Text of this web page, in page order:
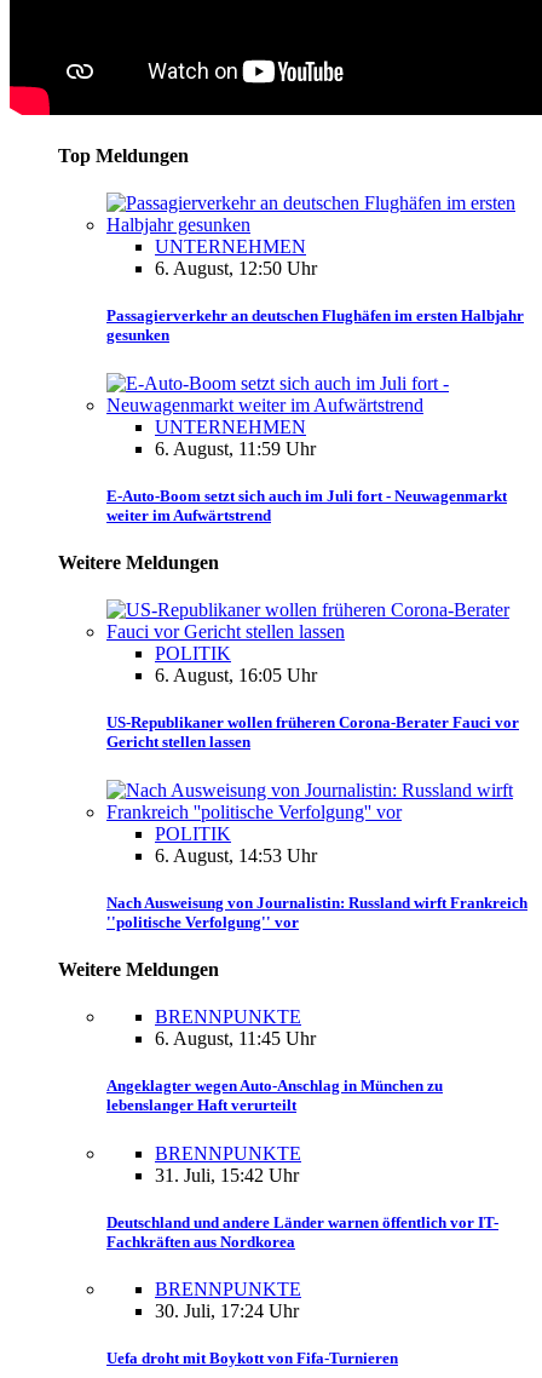
Top Meldungen
UNTERNEHMEN
6. August, 12:50 Uhr
Passagierverkehr an deutschen Flughäfen im ersten Halbjahr
gesunken
UNTERNEHMEN
6. August, 11:59 Uhr
E-Auto-Boom setzt sich auch im Juli fort - Neuwagenmarkt
weiter im Aufwärtstrend
Weitere Meldungen
POLITIK
6. August, 16:05 Uhr
US-Republikaner wollen früheren Corona-Berater Fauci vor
Gericht stellen lassen
POLITIK
6. August, 14:53 Uhr
Nach Ausweisung von Journalistin: Russland wirft Frankreich
''politische Verfolgung'' vor
Weitere Meldungen
BRENNPUNKTE
6. August, 11:45 Uhr
Angeklagter wegen Auto-Anschlag in München zu
lebenslanger Haft verurteilt
BRENNPUNKTE
31. Juli, 15:42 Uhr
Deutschland und andere Länder warnen öffentlich vor IT-
Fachkräften aus Nordkorea
BRENNPUNKTE
30. Juli, 17:24 Uhr
Uefa droht mit Boykott von Fifa-Turnieren